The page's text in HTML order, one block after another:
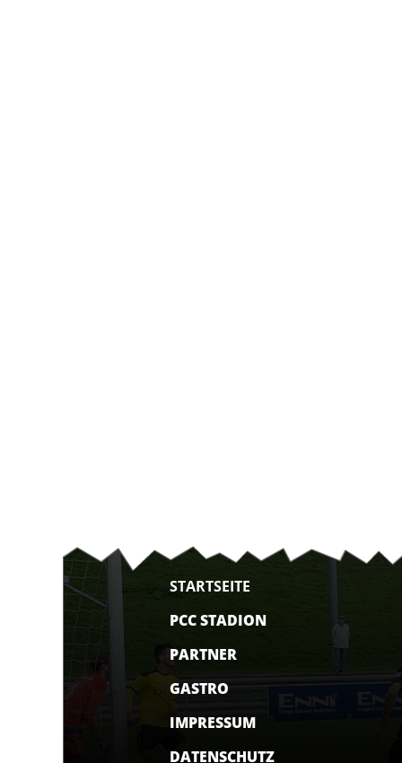
STARTSEITE
PCC STADION
PARTNER
GASTRO
IMPRESSUM
DATENSCHUTZ